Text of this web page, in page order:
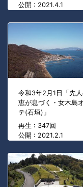
公開 : 2021.4.1
令和3年2月1日「先
恵が息づく・女木島
テ(石垣)」
再生 : 347回
公開 : 2021.2.1